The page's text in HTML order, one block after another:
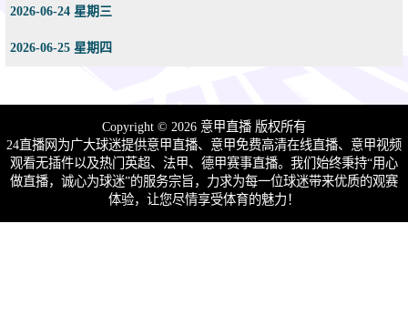
2026-06-24 星期三
2026-06-25 星期四
Copyright © 2026 意甲直播 版权所有
24直播网为广大球迷提供意甲直播、意甲免费高清在线直播、意甲视频
观看无插件以及热门英超、法甲、德甲赛事直播。我们始终秉持“用心
做直播，诚心为球迷”的服务宗旨，力求为每一位球迷带来优质的观赛
体验，让您尽情享受体育的魅力！